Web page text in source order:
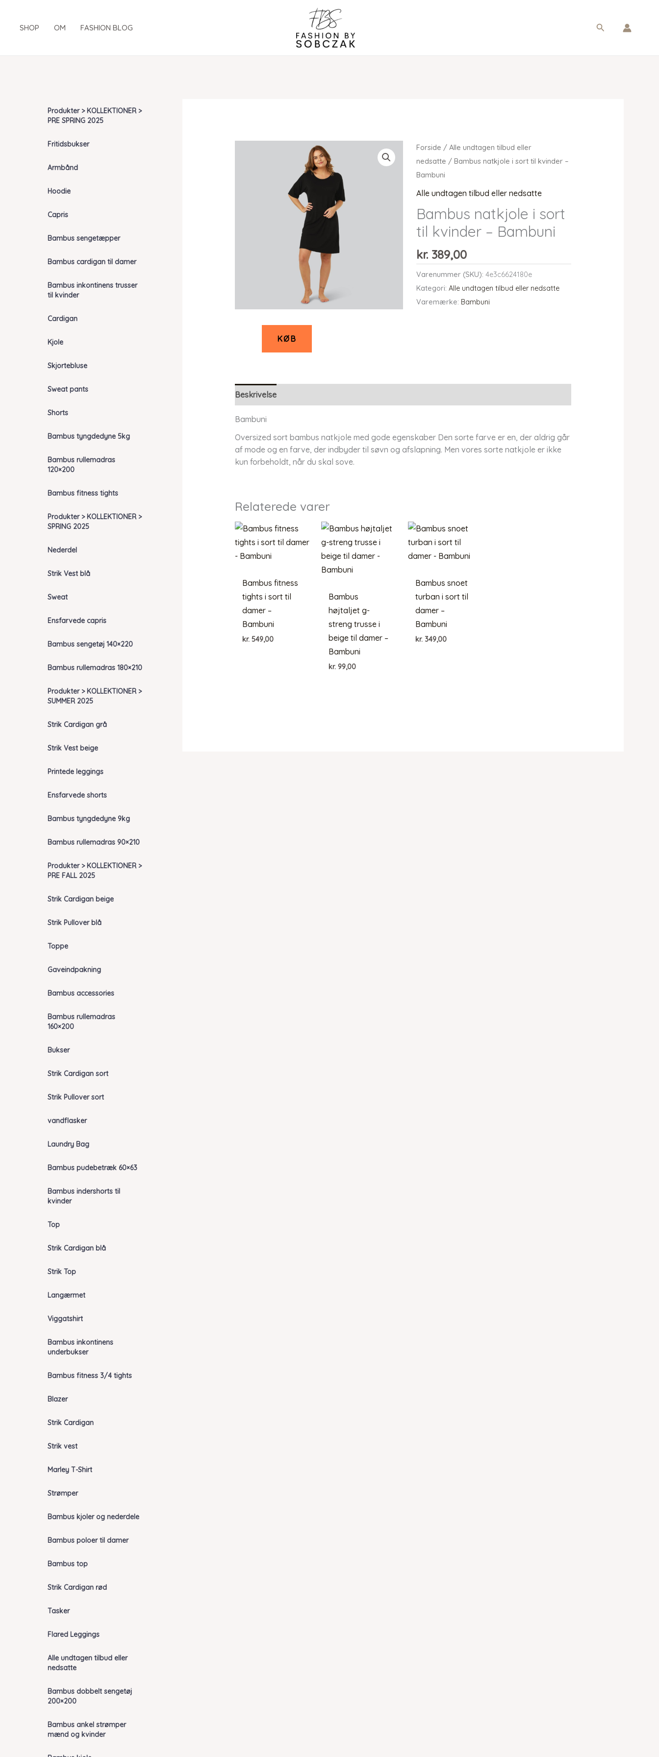
SHOP OM FASHION BLOG Søg
Produkter > KOLLEKTIONER >
PRE SPRING 2025
Fritidsbukser
Armbånd
Hoodie
Capris
Bambus sengetæpper
Bambus cardigan til damer
Bambus inkontinens trusser
til kvinder
Cardigan
Kjole
Skjortebluse
Sweat pants
Shorts
Bambus tyngdedyne 5kg
Bambus rullemadras
120×200
Bambus fitness tights
Produkter > KOLLEKTIONER >
SPRING 2025
Nederdel
Strik Vest blå
Sweat
Ensfarvede capris
Bambus sengetøj 140×220
Bambus rullemadras 180×210
Produkter > KOLLEKTIONER >
SUMMER 2025
Strik Cardigan grå
Strik Vest beige
Printede leggings
Ensfarvede shorts
Bambus tyngdedyne 9kg
Bambus rullemadras 90×210
Produkter > KOLLEKTIONER >
PRE FALL 2025
Strik Cardigan beige
Strik Pullover blå
Toppe
Gaveindpakning
Bambus accessories
Bambus rullemadras
160×200
Bukser
Strik Cardigan sort
Strik Pullover sort
vandflasker
Laundry Bag
Bambus pudebetræk 60×63
Bambus indershorts til
kvinder
Top
Strik Cardigan blå
Strik Top
Langærmet
Viggatshirt
Bambus inkontinens
underbukser
Bambus fitness 3/4 tights
Blazer
Strik Cardigan
Strik vest
Marley T-Shirt
Strømper
Bambus kjoler og nederdele
Bambus poloer til damer
Bambus top
Strik Cardigan rød
Tasker
Flared Leggings
Alle undtagen tilbud eller
nedsatte
Bambus dobbelt sengetøj
200×200
Bambus ankel strømper
mænd og kvinder
Forside /Alle undtagen tilbud eller
nedsatte / Bambus natkjole i sort til kvinder –
Bambuni
Alle undtagen tilbud eller nedsatte
Bambus natkjole i sort
til kvinder – Bambuni
kr. 389,00
Varenummer (SKU):4e3c6624180e
Kategori:Alle undtagen tilbud eller nedsatte
Varemærke: Bambuni
KØB
Beskrivelse
Bambuni
Oversized sort bambus natkjole med gode egenskaber Den sorte farve er en, der aldrig går
af mode og en farve, der indbyder til søvn og afslapning. Men vores sorte natkjole er ikke
kun forbeholdt, når du skal sove.
Relaterede varer
Bambus fitness
tights i sort til
damer –
Bambuni
kr.549,00
Bambus
højtaljet g-
streng trusse i
beige til damer –
Bambuni
kr. 99,00
Bambus snoet
turban i sort til
damer –
Bambuni
kr. 349,00